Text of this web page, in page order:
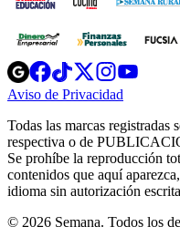
Opens
in
new
Opens
in
new
Opens
in
new
window
Opens
new
windowwindow
Aviso de Privacidad
new
window
Todas las marcas registradas
respectiva o de
Se prohíbe la reproducción
contenidos que aquí
idioma sin autorización
© 2026 Semana. Todos los